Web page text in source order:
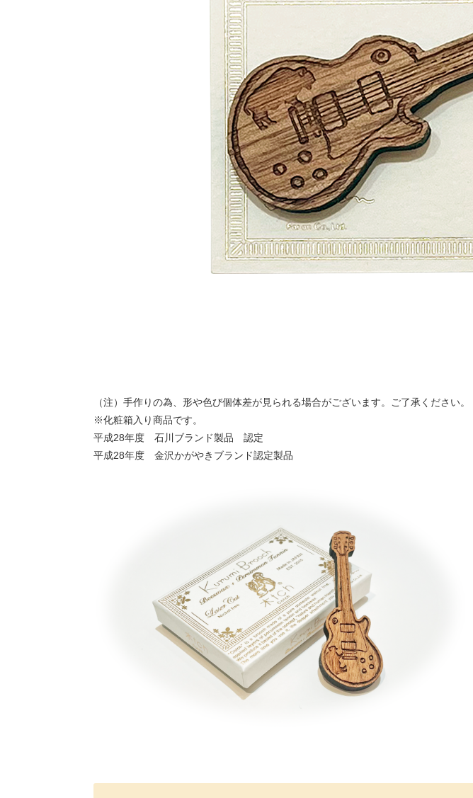
（注）手作りの為、形や色び個体差が見られる場合がございます。ご了承ください。
※化粧箱入り商品です。
平成28年度 石川ブランド製品 認定
平成28年度 金沢かがやきブランド認定製品